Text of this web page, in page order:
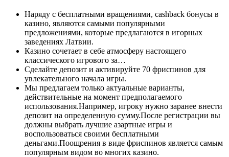
Наряду с бесплатными вращениями, cashback бонусы в
казино, являются самыми популярными
предложениями, которые предлагаются в игорных
заведениях Латвии.
Казино сочетает в себе атмосферу настоящего
классического игрового за…
Сделайте депозит и активируйте 70 фриспинов для
увлекательного начала игры.
Мы предлагаем только актуальные варианты,
действительные на момент предполагаемого
использования.Например, игроку нужно заранее внести
депозит на определенную сумму.После регистрации вы
должны выбрать лучшие азартные игры и
воспользоваться своими бесплатными
деньгами.Поощрения в виде фриспинов является самым
популярным видом во многих казино.